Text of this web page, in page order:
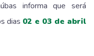
informa que será
dias 02 e 03 de abril